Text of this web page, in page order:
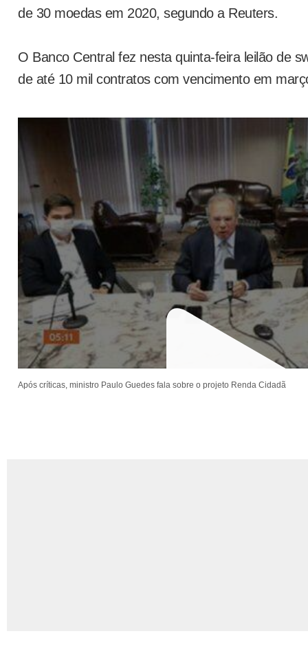
de 30 moedas em 2020, segundo a Reuters.
O Banco Central fez nesta quinta-feira leilão de
de até 10 mil contratos com vencimento em
Após críticas, ministro Paulo Guedes fala sobre o projeto Renda Cidadã